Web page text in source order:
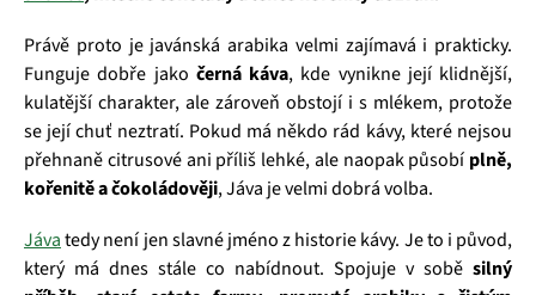
Právě proto je javánská arabika velmi zajímavá i prakticky.
Funguje dobře jako černá káva, kde vynikne její klidnější,
kulatější charakter, ale zároveň obstojí i s mlékem, protože
se její chuť neztratí. Pokud má někdo rád kávy, které nejsou
přehnaně citrusové ani příliš lehké, ale naopak působí plně,
kořenitě a čokoládověji, Jáva je velmi dobrá volba.
Jávatedy není jen slavné jméno z historie kávy. Je to i původ,
který má dnes stále co nabídnout. Spojuje v sobě silný